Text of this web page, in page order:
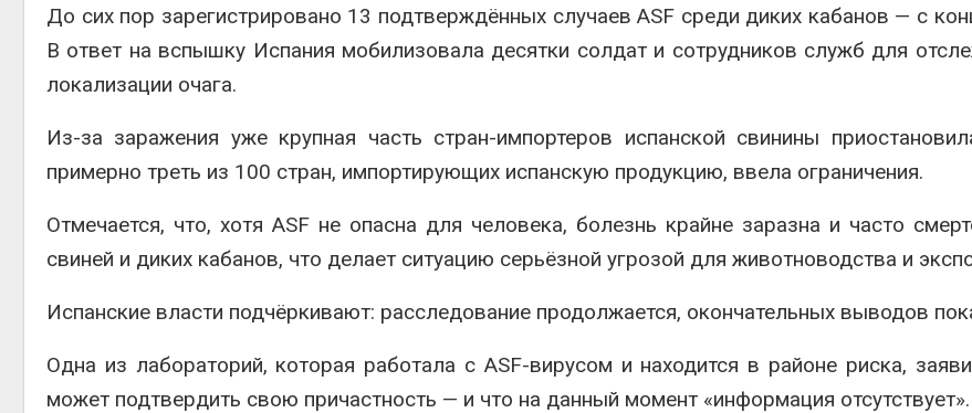
До сих пор зарегистрировано 13 подтверждённых случаев ASF среди диких кабанов — с
В ответ на вспышку Испания мобилизовала десятки солдат и сотрудников служб для
локализации очага.
Из-за заражения уже крупная часть стран-импортеров испанской свинины
примерно треть из 100 стран, импортирующих испанскую продукцию, ввела ограничения.
Отмечается, что, хотя ASF не опасна для человека, болезнь крайне заразна и часто
свиней и диких кабанов, что делает ситуацию серьёзной угрозой для животноводства и
Испанские власти подчёркивают: расследование продолжается, окончательных выводов
Одна из лабораторий, которая работала с ASF-вирусом и находится в районе риска,
может подтвердить свою причастность — и что на данный момент «информация отсутствует».